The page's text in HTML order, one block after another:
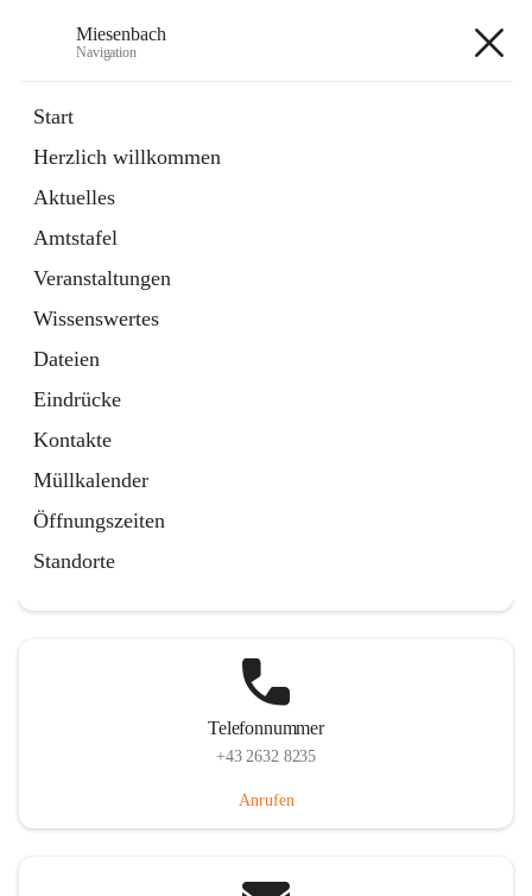
Miesenbach
Navigation
Start
Herzlich willkommen
Aktuelles
Amtstafel
Veranstaltungen
Wissenswertes
Dateien
Eindrücke
Kontakte
Müllkalender
Öffnungszeiten
Standorte
Externe Webseite
in
Tab
Region Schneebergland
Externe Webseite
öffnet
in
neuem
Tab
Telefonnummer
+43 2632 8235
Anrufen